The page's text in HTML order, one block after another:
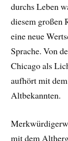
durchs Leben
diesem großen
eine neue
Sprache. Von
Chicago als
aufhört mit
Altbekannten.
mit dem